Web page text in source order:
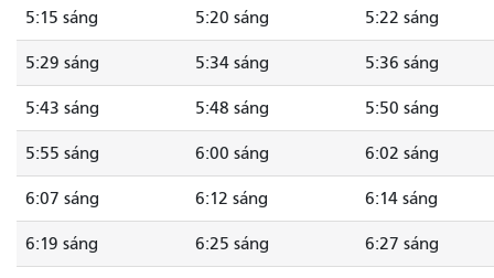
5:15 sáng 5:20 sáng 5:22 sáng
5:29 sáng 5:34 sáng 5:36 sáng
5:43 sáng 5:48 sáng 5:50 sáng
5:55 sáng 6:00 sáng 6:02 sáng
6:07 sáng 6:12 sáng 6:14 sáng
6:19 sáng 6:25 sáng 6:27 sáng